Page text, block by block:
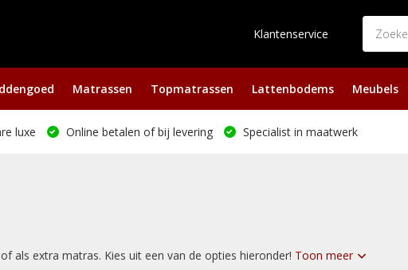
Klantenservice
Matrassen Topmatrassen Lattenbodems Meubels
luxe Online betalen of bij levering Specialist in maatwerk
als extra matras. Kies uit een van de opties hieronder! Toon meer